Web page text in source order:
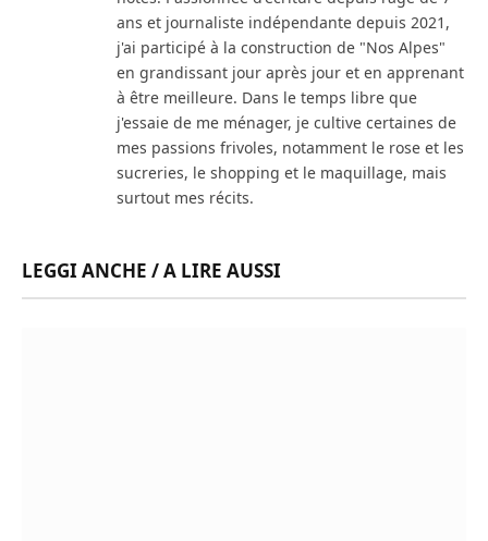
ans et journaliste indépendante depuis 2021,
j'ai participé à la construction de "Nos Alpes"
en grandissant jour après jour et en apprenant
à être meilleure. Dans le temps libre que
j'essaie de me ménager, je cultive certaines de
mes passions frivoles, notamment le rose et les
sucreries, le shopping et le maquillage, mais
surtout mes récits.
LEGGI ANCHE / A LIRE AUSSI